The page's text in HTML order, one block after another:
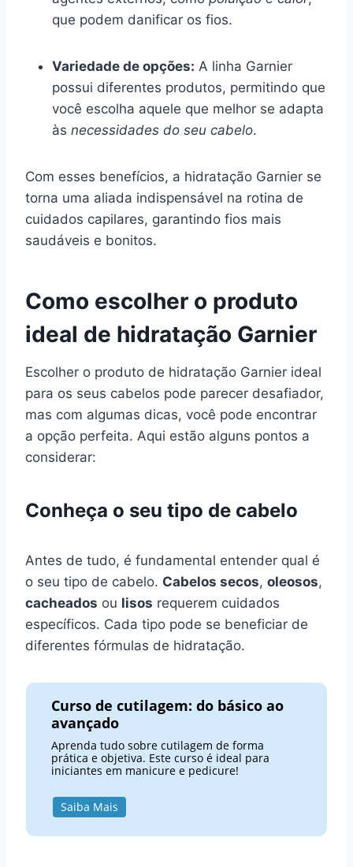
que podem danificar os fios.
Variedade de opções: A linha Garnier
possui diferentes produtos, permitindo que
você escolha aquele que melhor se adapta
às necessidades do seu cabelo.
Com esses benefícios, a hidratação Garnier se
torna uma aliada indispensável na rotina de
cuidados capilares, garantindo fios mais
saudáveis e bonitos.
Como escolher o produto
ideal de hidratação Garnier
Escolher o produto de hidratação Garnier ideal
para os seus cabelos pode parecer desafiador,
mas com algumas dicas, você pode encontrar
a opção perfeita. Aqui estão alguns pontos a
considerar:
Conheça o seu tipo de cabelo
Antes de tudo, é fundamental entender qual é
o seu tipo de cabelo. Cabelos secos, oleosos,
cacheados ou lisos requerem cuidados
específicos. Cada tipo pode se beneficiar de
diferentes fórmulas de hidratação.
Curso de cutilagem: do básico ao
avançado
Aprenda tudo sobre cutilagem de forma
prática e objetiva. Este curso é ideal para
iniciantes em manicure e pedicure!
Saiba Mais